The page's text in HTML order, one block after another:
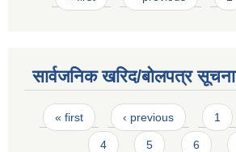
सार्वजनिक खरिद/बोलपत्र सूचना
Pages
« first ‹ previous 1
4 5 6